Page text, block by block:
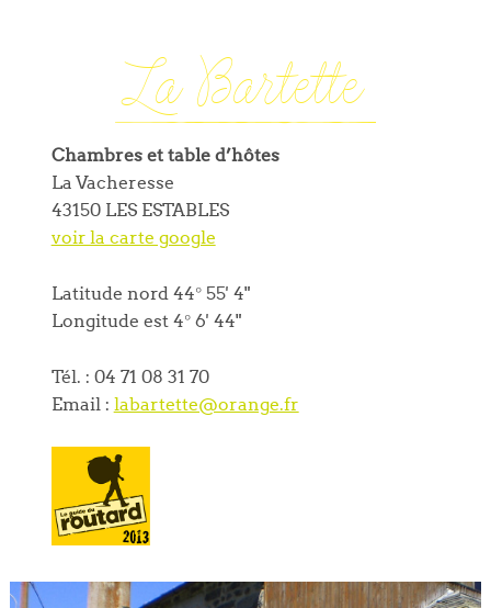
La Bartette
Chambres et table d’hôtes
La Vacheresse
43150 LES ESTABLES
voir la carte google
Latitude nord 44° 55' 4"
Longitude est 4° 6' 44"
Tél. : 04 71 08 31 70
Email : labartette@orange.fr